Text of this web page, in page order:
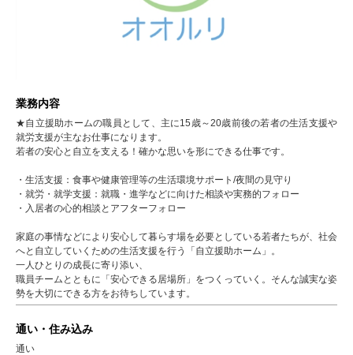
業務内容
★自立援助ホームの職員として、主に15歳～20歳前後の若者の生活支援や
就労支援が主なお仕事になります。
若者の安心と自立を支える！確かな思いを形にできる仕事です。
・生活支援：食事や健康管理等の生活環境サポート/夜間の見守り
・就労・就学支援：就職・進学などに向けた相談や実務的フォロー
・入居者の心的相談とアフターフォロー
家庭の事情などにより安心して暮らす場を必要としている若者たちが、社会
へと自立していくための生活支援を行う「自立援助ホーム」。
一人ひとりの成長に寄り添い、
職員チームとともに「安心できる居場所」をつくっていく。そんな誠実な姿
勢を大切にできる方をお待ちしています。
通い・住み込み
通い